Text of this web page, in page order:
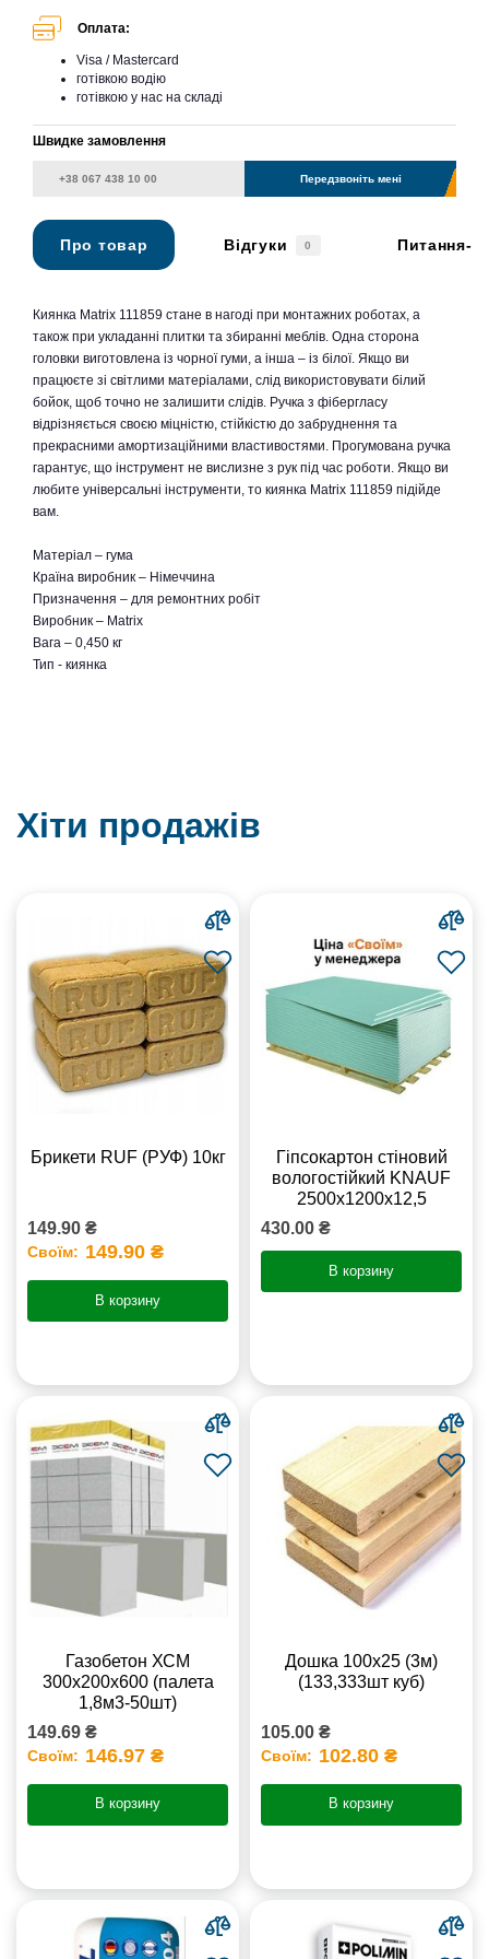
Оплата:
Visa / Mastercard
готівкою водію
готівкою у нас на складі
Швидке замовлення
Передзвоніть мені
Про товар Відгуки 0 Питання-
Киянка Matrix 111859 стане в нагоді при монтажних роботах, а
також при укладанні плитки та збиранні меблів. Одна сторона
головки виготовлена із чорної гуми, а інша – із білої. Якщо ви
працюєте зі світлими матеріалами, слід використовувати білий
бойок, щоб точно не залишити слідів. Ручка з фібергласу
відрізняється своєю міцністю, стійкістю до забруднення та
прекрасними амортизаційними властивостями. Прогумована ручка
гарантує, що інструмент не вислизне з рук під час роботи. Якщо ви
любите універсальні інструменти, то киянка Matrix 111859 підійде
вам.
Матеріал – гума
Країна виробник – Німеччина
Призначення – для ремонтних робіт
Виробник – Matrix
Вага – 0,450 кг
Тип - киянка
Хіти продажів
Брикети RUF (РУФ) 10кг
149.90 ₴
Своїм: 149.90 ₴
В корзину
Гіпсокартон стіновий
вологостійкий KNAUF
2500х1200х12,5
430.00 ₴
В корзину
Газобетон ХСМ
300x200x600 (палета
1,8м3-50шт)
149.69 ₴
Своїм: 146.97 ₴
В корзину
Дошка 100х25 (3м)
(133,333шт куб)
105.00 ₴
Своїм: 102.80 ₴
В корзину